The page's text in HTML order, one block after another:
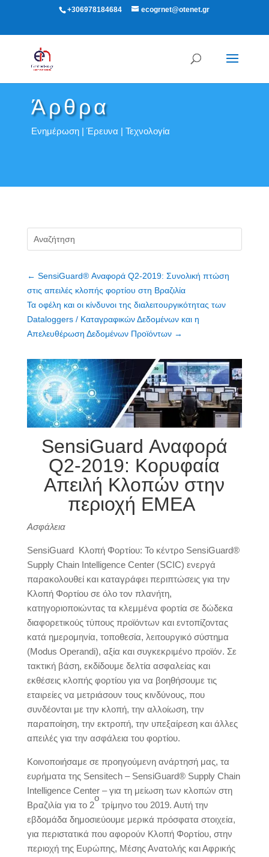
+306978184684 ecogrnet@otenet.gr
Άρθρα
Ενημέρωση | Έρευνα | Τεχνολογία
← SensiGuard® Αναφορά Q2-2019: Συνολική πτώση
στις απειλές κλοπής φορτίου στη Βραζιλία
Τα οφέλη και οι κίνδυνοι της διαλειτουργικότητας των
Dataloggers / Καταγραφικών Δεδομένων και η
Απελευθέρωση Δεδομένων Προϊόντων→
SensiGuard Αναφορά
Q2-2019: Κορυφαία
Απειλή Κλοπών στην
περιοχή EMEA
Ασφάλεια
SensiGuard Κλοπή Φορτίου: Το κέντρο SensiGuard®
Supply Chain Intelligence Center (SCIC) ενεργά
παρακολουθεί και καταγράφει περιπτώσεις για την
Κλοπή Φορτίου σε όλο τον πλανήτη,
κατηγοριοποιώντας τα κλεμμένα φορτία σε δώδεκα
διαφορετικούς τύπους προϊόντων και εντοπίζοντας
κατά ημερομηνία, τοποθεσία, λειτουργικό σύστημα
(Modus Operandi), αξία και συγκεκριμένο προϊόν. Σε
τακτική βάση, εκδίδουμε δελτία ασφαλείας και
εκθέσεις κλοπής φορτίου για να βοηθήσουμε τις
εταιρείες να μετριάσουν τους κινδύνους, που
συνδέονται με την κλοπή, την αλλοίωση, την
παραποίηση, την εκτροπή, την υπεξαίρεση και άλλες
απειλές για την ασφάλεια του φορτίου.
Κοινοποιήσαμε σε προηγούμενη ανάρτησή μας, τα
ευρήματα της Sensitech – SensiGuard® Supply Chain
Intelligence Center – για τη μείωση των κλοπών στη
Βραζιλία για το 2
ο
τρίμηνο του 2019. Αυτή την
εβδομάδα δημοσιεύουμε μερικά πρόσφατα στοιχεία,
για περιστατικά που αφορούν Κλοπή Φορτίου, στην
περιοχή της Ευρώπης, Μέσης Ανατολής και Αφρικής